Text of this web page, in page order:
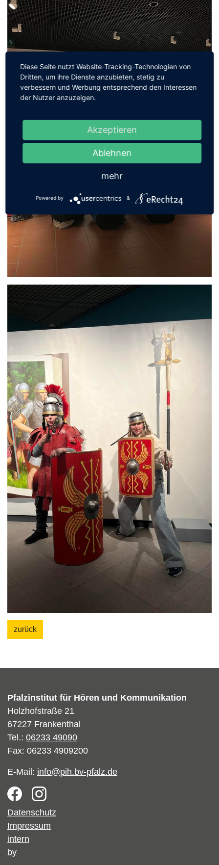
zurück
Pfalzinstitut für Hören und Kommunikation
Holzhofstraße 21
67227 Frankenthal
Tel.: 06233 49090
Fax: 06233 4909200
E-Mail: info@pih.bv-pfalz.de
Footer
Datenschutz
Impressum
intern
by
Diese Seite nutzt Website-Tracking-Technologien von
Dritten, um ihre Dienste anzubieten, stetig zu
verbessern und Werbung entsprechend den Interessen
der Nutzer anzuzeigen.
Akzeptieren
Ablehnen
mehr
Powered by &